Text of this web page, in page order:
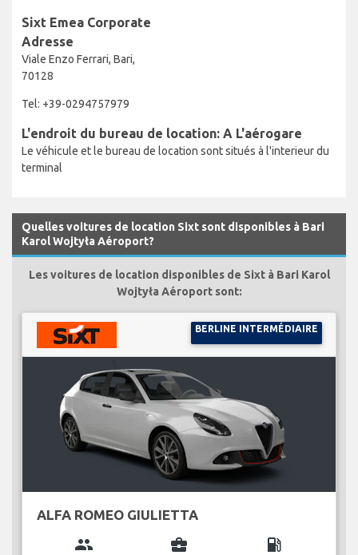
Sixt Emea Corporate
Adresse
Viale Enzo Ferrari, Bari,
70128
Tel: +39-0294757979
L'endroit du bureau de location: A L'aérogare
Le véhicule et le bureau de location sont situés à l'interieur du
terminal
Quelles voitures de location Sixt sont disponibles à Bari
Karol Wojtyła Aéroport?
Les voitures de location disponibles de Sixt à Bari Karol
Wojtyła Aéroport sont:
BERLINE INTERMÉDIAIRE
ALFA ROMEO GIULIETTA
group business_center local_gas_station